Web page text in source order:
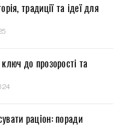
традиції та ідеї для
до прозорості та
раціон: поради